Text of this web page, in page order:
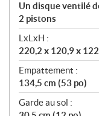
Un disque ventilé
2 pistons
LxLxH :
220,2 x 120,9 x
Empattement :
134,5 cm (53 po)
Garde au sol :